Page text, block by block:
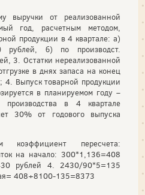
выручки от реализованной
год, расчетным методом,
продукции в 4 квартале: а)
б) по производст.
3. Остатки нереализованной
в днях запаса на конец
4. Выпуск товарной продукции
в планируемом году –
в 4 квартале
30% от годового выпуска
пересчета:
на начало: 300*1,136=408
рублей 4. 2430/90*5=135
408+8100-135=8373